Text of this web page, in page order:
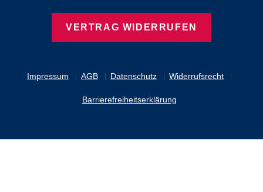
Impressum AGB Datenschutz Widerrufsrecht
Barrierefreiheitserklärung
VERTRAG WIDERRUFEN